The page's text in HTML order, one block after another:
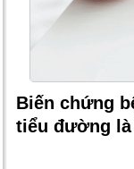
Biến chứng
tiểu đường là